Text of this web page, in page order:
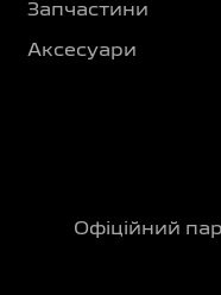
Запчастини
Аксесуари
Офіційний